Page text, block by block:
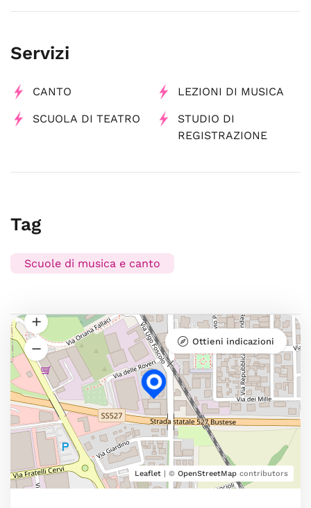
Servizi
CANTO LEZIONI DI MUSICA
SCUOLA DI TEATRO
STUDIO DI
REGISTRAZIONE
Tag
Scuole di musica e canto
Leaflet | © OpenStreetMap contributors
Ottieni indicazioni